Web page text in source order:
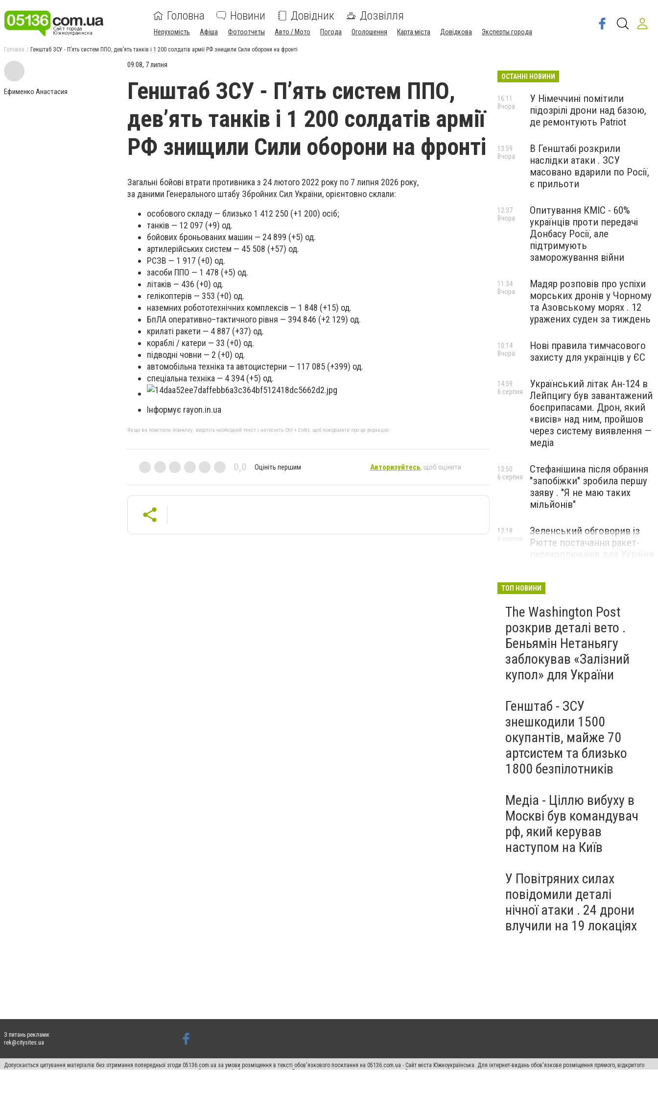
Головна Новини Довідник Дозвілля
Нерухомість Афіша Фотоотчеты Авто / Мото Погода Оголошення Карта міста Довідкова Эксперты города
Головна Генштаб ЗСУ - П’ять систем ППО, дев’ять танків і 1 200 солдатів армії РФ знищили Сили оборони на фронті
Ефименко Анастасия
09:08, 7 липня
Генштаб ЗСУ - П’ять систем ППО,
дев’ять танків і 1 200 солдатів армії
РФ знищили Сили оборони на фронті
Загальні бойові втрати противника з 24 лютого 2022 року по 7 липня 2026 року,
за даними Генерального штабу Збройних Сил України, орієнтовно склали:
особового складу — близько 1 412 250 (+1 200) осіб;
танків — 12 097 (+9) од.
бойових броньованих машин — 24 899 (+5) од.
артилерійських систем — 45 508 (+57) од.
РСЗВ — 1 917 (+0) од.
засоби ППО — 1 478 (+5) од.
літаків — 436 (+0) од.
гелікоптерів — 353 (+0) од.
наземних робототехнічних комплексів — 1 848 (+15) од.
БпЛА оперативно–тактичного рівня — 394 846 (+2 129) од.
крилаті ракети — 4 887 (+37) од.
кораблі / катери — 33 (+0) од.
підводні човни — 2 (+0) од.
автомобільна техніка та автоцистерни — 117 085 (+399) од.
спеціальна техніка — 4 394 (+5) од.
Інформує rayon.in.ua
Якщо ви помітили помилку, виділіть необхідний текст і натисніть Ctrl + Enter, щоб повідомити про це редакцію
0,0 Оцініть першим Авторизуйтесь, щоб оцінити
ОСТАННІ НОВИНИ
У Німеччині помітили
підозрілі дрони над базою,
де ремонтують Patriot
16:11
Вчора
В Генштабі розкрили
наслідки атаки . ЗСУ
масовано вдарили по Росії,
є прильоти
13:59
Вчора
Опитування КМІС - 60%
українців проти передачі
Донбасу Росії, але
підтримують
заморожування війни
12:37
Вчора
Мадяр розповів про успіхи
морських дронів у Чорному
та Азовському морях . 12
уражених суден за тиждень
11:34
Вчора
Нові правила тимчасового
захисту для українців у ЄС
10:14
Вчора
Український літак Ан-124 в
Лейпцигу був завантажений
боєприпасами. Дрон, який
«висів» над ним, пройшов
через систему виявлення —
медіа
14:59
6 серпня
Стефанішина після обрання
"запобіжки" зробила першу
заяву . "Я не маю таких
мільйонів"
13:50
6 серпня
Зеленський обговорив із
Рютте постачання ракет-
перехоплювачів для України
12:18
6 серпня
ТОП НОВИНИ
The Washington Post
розкрив деталі вето .
Беньямін Нетаньягу
заблокував «Залізний
купол» для України
Генштаб - ЗСУ
знешкодили 1500
окупантів, майже 70
артсистем та близько
1800 безпілотників
Медіа - Ціллю вибуху в
Москві був командувач
рф, який керував
наступом на Київ
У Повітряних силах
повідомили деталі
нічної атаки . 24 дрони
влучили на 19 локаціях
З питань реклами:
rek@citysites.ua
Допускається цитування матеріалів без отримання попередньої згоди 05136.com.ua за умови розміщення в тексті обов'язкового посилання на 05136.com.ua - Сайт міста Южноукраїнська. Для інтернет-видань обов'язкове розміщення прямого, відкритого
для пошукових систем гіперпосилання на цитовані статті не нижче другого абзацу в тексті або в якості джерела. Порушення виняткових прав переслідується Законом.